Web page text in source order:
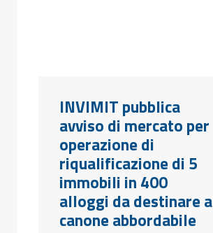
INVIMIT pubblica
avviso di mercato per
operazione di
riqualificazione di 5
immobili in 400
alloggi da destinare a
canone abbordabile